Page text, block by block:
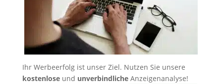
Ihr Werbeerfolg ist unser Ziel. Nutzen Sie unsere
kostenloseund unverbindlicheAnzeigenanalyse!